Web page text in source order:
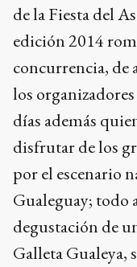
de la Fiesta del
edición 2014
concurrencia, de
los
días además
disfrutar de los
por el escenario
Gualeguay; todo
degustación de
Galleta Gualeya,